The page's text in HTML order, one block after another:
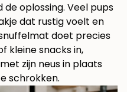
oplossing. Veel pups
dat rustig voelt en
doet precies
kleine snacks in,
zijn neus in plaats
schrokken.